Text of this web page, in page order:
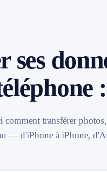
4
ses
transférer
— d'iPhone à iPhone,